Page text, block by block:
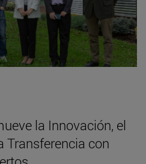
la Innovación, el
Transferencia con